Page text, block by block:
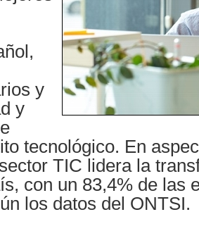
y
y
tecnológico. En
TIC lidera la
con un 83,4% de las
los datos del ONTSI.